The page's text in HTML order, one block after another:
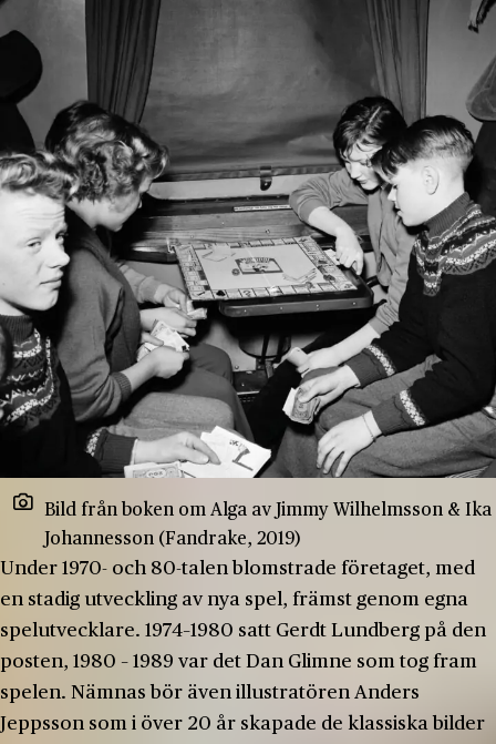
Bild från boken om Alga av Jimmy Wilhelmsson & Ika
Johannesson (Fandrake, 2019)
Under 1970- och 80-talen blomstrade företaget, med
en stadig utveckling av nya spel, främst genom egna
spelutvecklare. 1974–1980 satt Gerdt Lundberg på den
posten, 1980 – 1989 var det Dan Glimne som tog fram
spelen. Nämnas bör även illustratören Anders
Jeppsson som i över 20 år skapade de klassiska bilder